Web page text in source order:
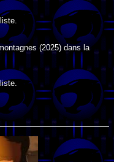
(2025) dans la
Chance (2006) dans la